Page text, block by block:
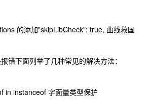
的添加"skipLibCheck": true, 曲线救国
错下面列举了几种常见的解决方法：
in instanceof 字面量类型保护